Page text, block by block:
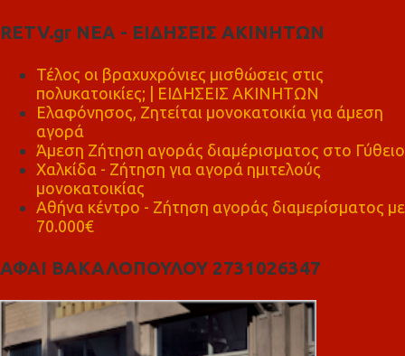
RETV.gr ΝΕΑ - ΕΙΔΗΣΕΙΣ ΑΚΙΝΗΤΩΝ
Τέλος οι βραχυχρόνιες μισθώσεις στις
πολυκατοικίες; | ΕΙΔΗΣΕΙΣ ΑΚΙΝΗΤΩΝ
Ελαφόνησος, Ζητείται μονοκατοικία για άμεση
αγορά
Άμεση Ζήτηση αγοράς διαμέρισματος στο Γύθειο
Χαλκίδα - Ζήτηση για αγορά ημιτελούς
μονοκατοικίας
Αθήνα κέντρο - Ζήτηση αγοράς διαμερίσματος με
70.000€
ΑΦΑΙ ΒΑΚΑΛΟΠΟΥΛΟΥ 2731026347